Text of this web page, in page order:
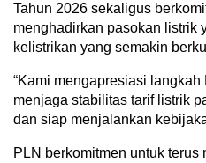
Tahun 2026 sekaligus
menghadirkan pasokan listrik
kelistrikan yang semakin
“Kami mengapresiasi
menjaga stabilitas tarif listrik
dan siap menjalankan
PLN berkomitmen untuk terus